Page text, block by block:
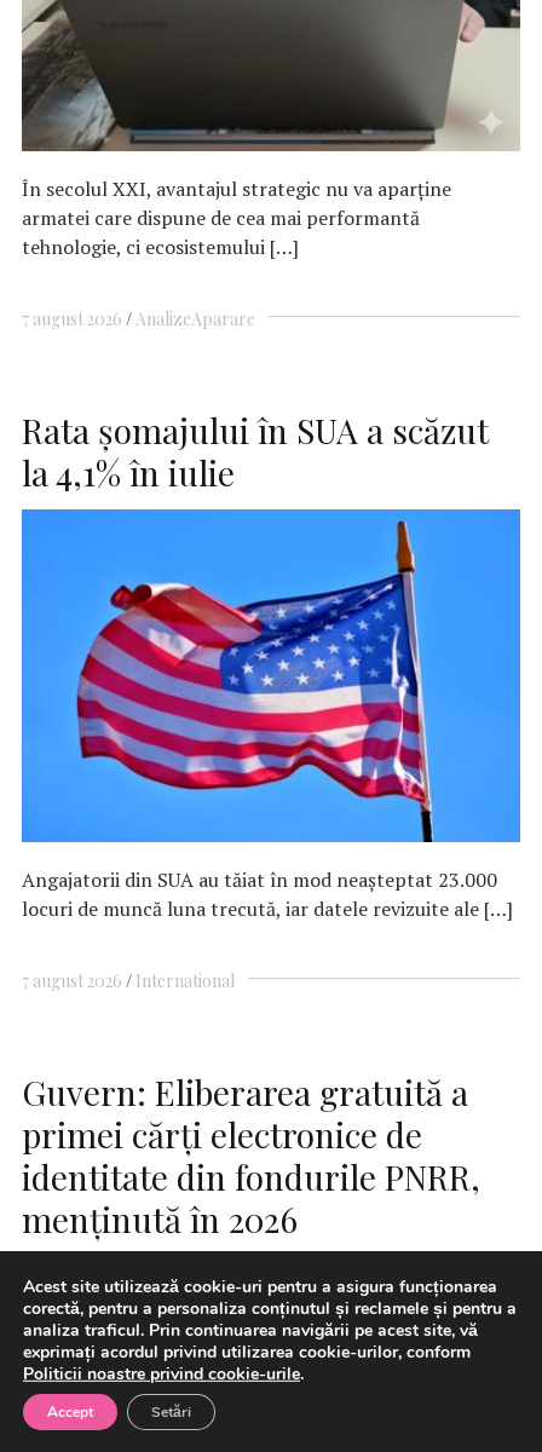
În secolul XXI, avantajul strategic nu va aparține
armatei care dispune de cea mai performantă
tehnologie, ci ecosistemului […]
7 august 2026 AnalizeAparare
Rata şomajului în SUA a scăzut
la 4,1% în iulie
Angajatorii din SUA au tăiat în mod neaşteptat 23.000
locuri de muncă luna trecută, iar datele revizuite ale […]
7 august 2026 International
Guvern: Eliberarea gratuită a
primei cărţi electronice de
identitate din fondurile PNRR,
menţinută în 2026
Acest site utilizează cookie-uri pentru a asigura funcționarea
corectă, pentru a personaliza conținutul și reclamele și pentru a
analiza traficul. Prin continuarea navigării pe acest site, vă
exprimați acordul privind utilizarea cookie-urilor, conform
Politicii noastre privind cookie-urile.
Accept Setări